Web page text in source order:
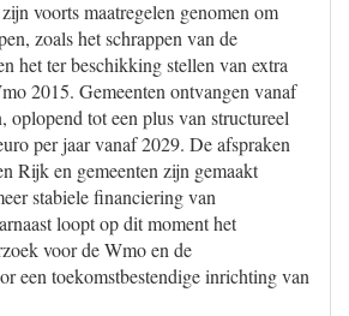
voorts maatregelen genomen om
zoals het schrappen van de
het ter beschikking stellen van extra
2015. Gemeenten ontvangen vanaf
oplopend tot een plus van structureel
per jaar vanaf 2029. De afspraken
Rijk en gemeenten zijn gemaakt
stabiele financiering van
loopt op dit moment het
voor de Wmo en de
een toekomstbestendige inrichting van